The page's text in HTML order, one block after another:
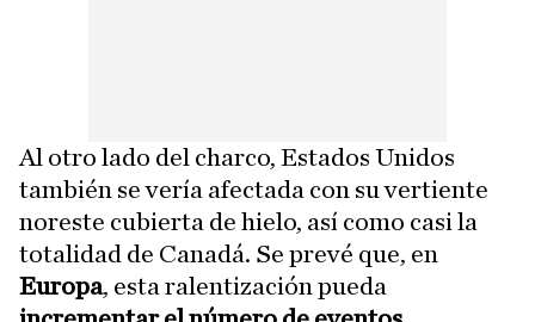
Al otro lado del charco, Estados Unidos
también se vería afectada con su vertiente
noreste cubierta de hielo, así como casi la
totalidad de Canadá. Se prevé que, en
Europa, esta ralentización pueda